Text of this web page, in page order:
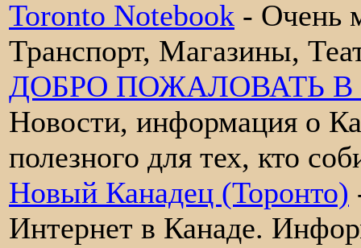
Toronto Notebook - Очень
Транспорт, Магазины,
ДОБРО ПОЖАЛОВАТЬ
Новости, информация о
полезного для тех, кто
Новый Канадец (Торонто)
Интернет в Канаде.